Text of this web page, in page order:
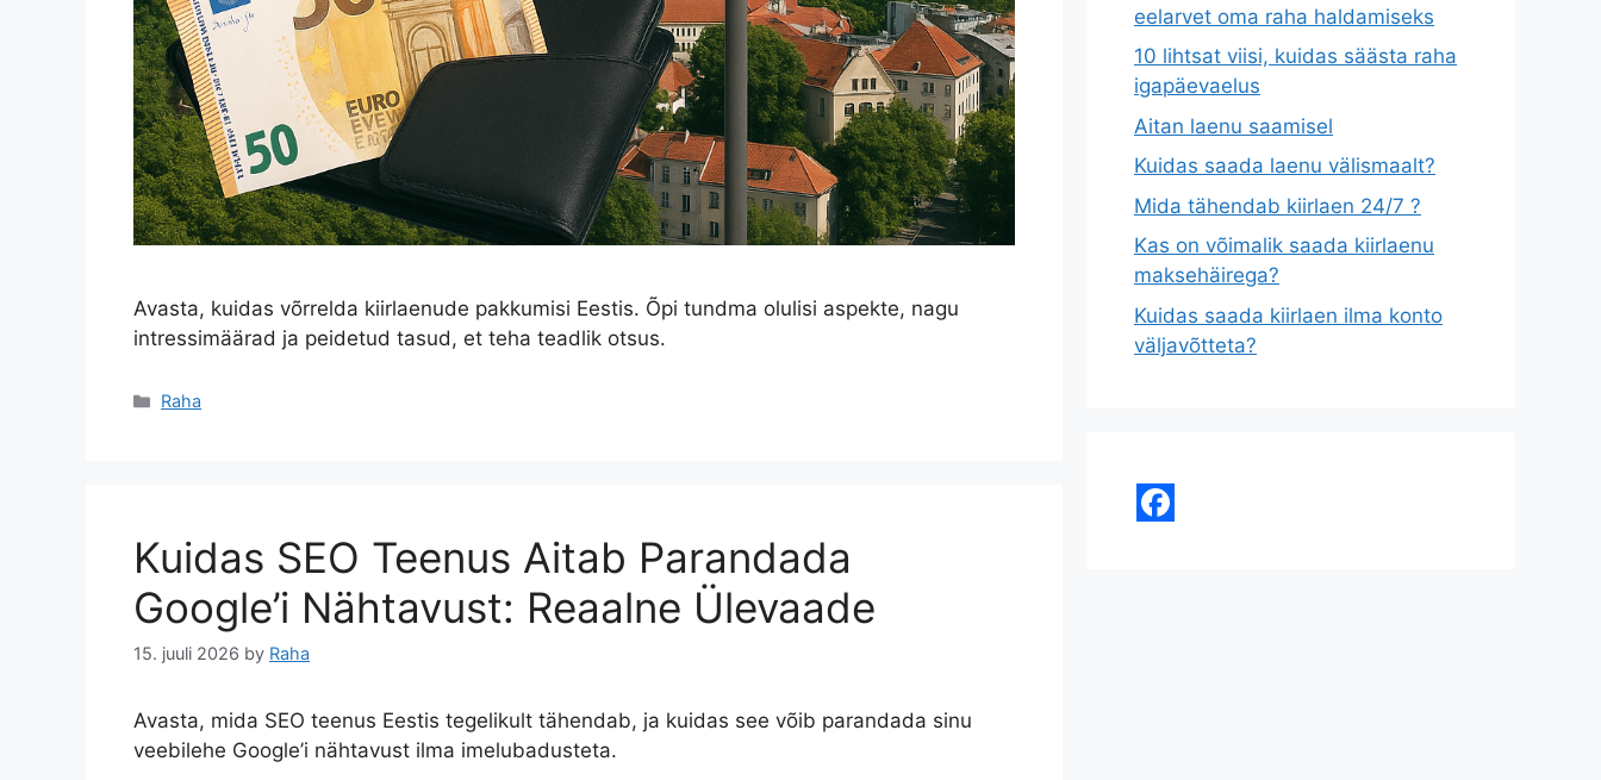
Avasta, kuidas võrrelda kiirlaenude pakkumisi Eestis. Õpi tundma olulisi aspekte, nagu
intressimäärad ja peidetud tasud, et teha teadlik otsus.
Categories
Raha
Kuidas SEO Teenus Aitab Parandada
Google’i Nähtavust: Reaalne Ülevaade
15. juuli 2026 by Raha
Avasta, mida SEO teenus Eestis tegelikult tähendab, ja kuidas see võib parandada sinu
veebilehe Google’i nähtavust ilma imelubadusteta.
eelarvet oma raha haldamiseks
10 lihtsat viisi, kuidas säästa raha
igapäevaelus
Aitan laenu saamisel
Kuidas saada laenu välismaalt?
Mida tähendab kiirlaen 24/7 ?
Kas on võimalik saada kiirlaenu
maksehäirega?
Kuidas saada kiirlaen ilma konto
väljavõtteta?